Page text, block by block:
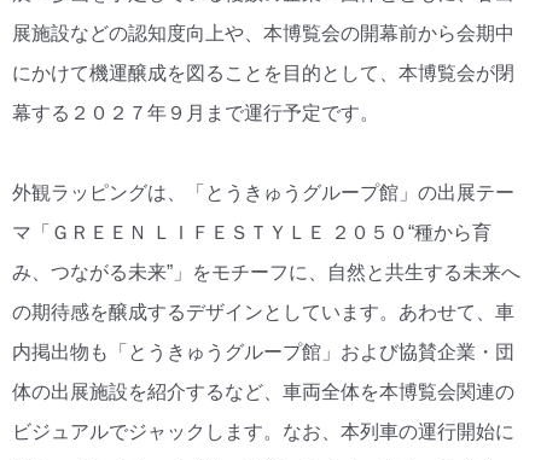
展施設などの認知度向上や、本博覧会の開幕前から会期中
にかけて機運醸成を図ることを目的として、本博覧会が閉
幕する２０２７年９月まで運行予定です。
外観ラッピングは、「とうきゅうグループ館」の出展テー
マ「ＧＲＥＥＮ ＬＩＦＥＳＴＹＬＥ ２０５０“種から育
み、つながる未来”」をモチーフに、自然と共生する未来へ
の期待感を醸成するデザインとしています。あわせて、車
内掲出物も「とうきゅうグループ館」および協賛企業・団
体の出展施設を紹介するなど、車両全体を本博覧会関連の
ビジュアルでジャックします。なお、本列車の運行開始に